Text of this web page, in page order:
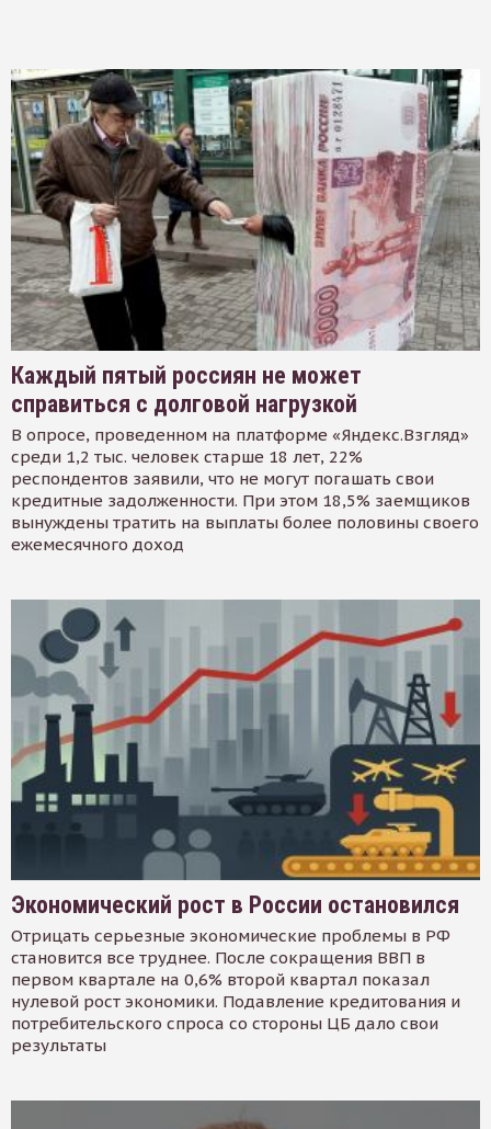
Каждый пятый россиян не может
справиться с долговой нагрузкой
В опросе, проведенном на платформе «Яндекс.Взгляд»
среди 1,2 тыс. человек старше 18 лет, 22%
респондентов заявили, что не могут погашать свои
кредитные задолженности. При этом 18,5% заемщиков
вынуждены тратить на выплаты более половины своего
ежемесячного доход
Экономический рост в России остановился
Отрицать серьезные экономические проблемы в РФ
становится все труднее. После сокращения ВВП в
первом квартале на 0,6% второй квартал показал
нулевой рост экономики. Подавление кредитования и
потребительского спроса со стороны ЦБ дало свои
результаты